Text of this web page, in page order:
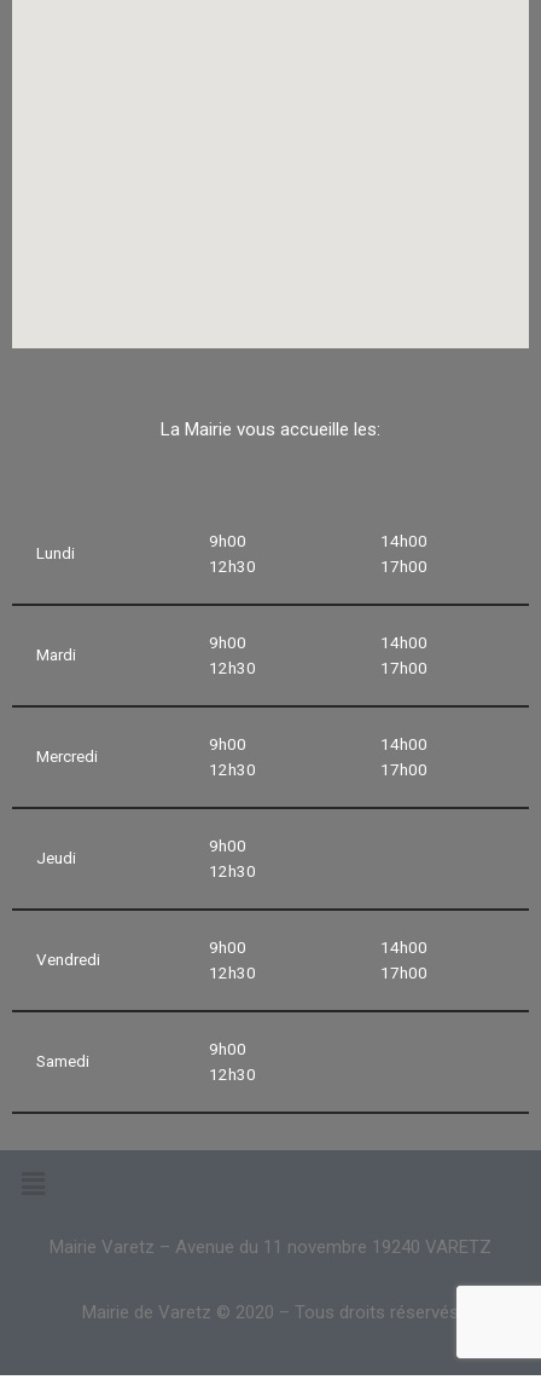
La Mairie vous accueille les:
Lundi
9h00
12h30
14h00
17h00
Mardi
9h00
12h30
14h00
17h00
Mercredi
9h00
12h30
14h00
17h00
Jeudi
9h00
12h30
Vendredi
9h00
12h30
14h00
17h00
Samedi
9h00
12h30
Mairie Varetz – Avenue du 11 novembre 19240 VARETZ
Mairie de Varetz © 2020 – Tous droits réservés